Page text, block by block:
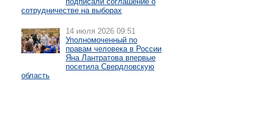
сотрудничестве на выборах
14 июля 2026 09:51
Уполномоченный по
правам человека в России
Яна Лантратова впервые
посетила Свердловскую
область